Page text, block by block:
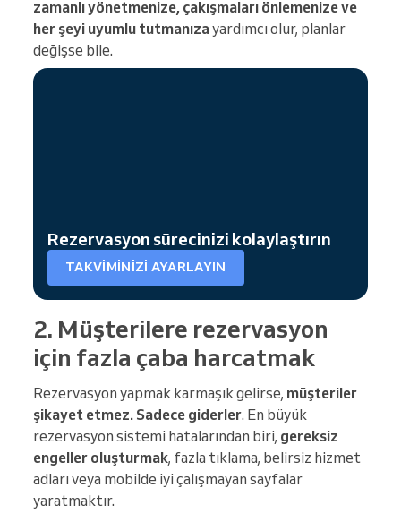
zamanlı yönetmenize, çakışmaları önlemenize ve
her şeyi uyumlu tutmanızayardımcı olur, planlar
değişse bile.
Rezervasyon sürecinizi kolaylaştırın
TAKVIMINIZI AYARLAYIN
2. Müşterilere rezervasyon
için fazla çaba harcatmak
Rezervasyon yapmak karmaşık gelirse, müşteriler
şikayet etmez. Sadece giderler. En büyük
rezervasyon sistemi hatalarından biri, gereksiz
engeller oluşturmak, fazla tıklama, belirsiz hizmet
adları veya mobilde iyi çalışmayan sayfalar
yaratmaktır.